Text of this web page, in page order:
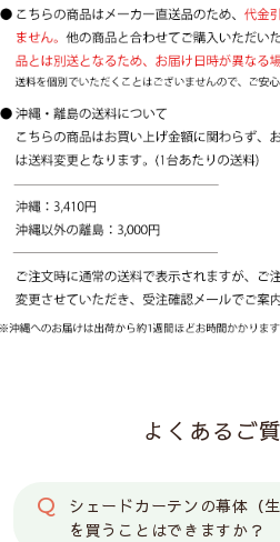
よくあるご
シェードカーテンの幕体（
を買うことはできますか？